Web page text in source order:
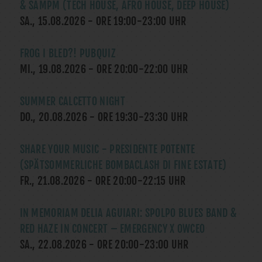
& SAMPM (TECH HOUSE, AFRO HOUSE, DEEP HOUSE)
SA., 15.08.2026 - ORE 19:00-23:00 UHR
FROG I BLED?! PUBQUIZ
MI., 19.08.2026 - ORE 20:00-22:00 UHR
SUMMER CALCETTO NIGHT
DO., 20.08.2026 - ORE 19:30-23:30 UHR
SHARE YOUR MUSIC - PRESIDENTE POTENTE
(SPÄTSOMMERLICHE BOMBACLASH DI FINE ESTATE)
FR., 21.08.2026 - ORE 20:00-22:15 UHR
IN MEMORIAM DELIA AGUIARI: SPOLPO BLUES BAND &
RED HAZE IN CONCERT – EMERGENCY X OWCEO
SA., 22.08.2026 - ORE 20:00-23:00 UHR